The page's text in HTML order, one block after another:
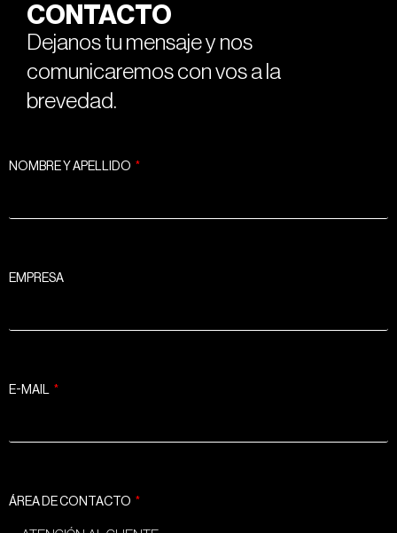
CONTACTO
Dejanos tu mensaje y nos
comunicaremos con vos a la
brevedad.
NOMBRE Y APELLIDO
EMPRESA
E-MAIL
ÁREA DE CONTACTO